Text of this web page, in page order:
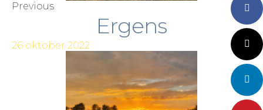
Previous
Ergens
26 oktober 2022